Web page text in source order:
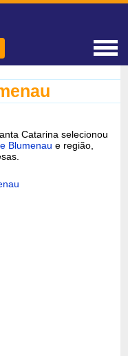
Catarina selecionou
Blumenau e região,